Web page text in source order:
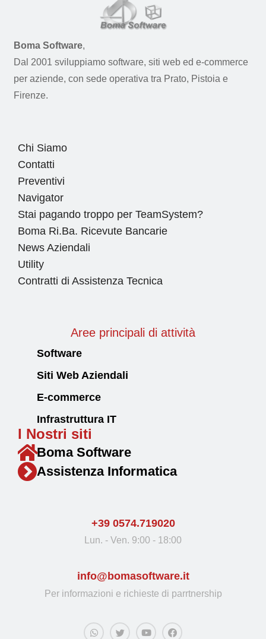
Boma Software,
Dal 2001 sviluppiamo software, siti web ed e-commerce
per aziende, con sede operativa tra Prato, Pistoia e
Firenze.
Chi Siamo
Contatti
Preventivi
Navigator
Stai pagando troppo per TeamSystem?
Boma Ri.Ba. Ricevute Bancarie
News Aziendali
Utility
Contratti di Assistenza Tecnica
Aree principali di attività
Software
Siti Web Aziendali
E-commerce
Infrastruttura IT
I Nostri siti
Boma Software
Assistenza Informatica
+39 0574.719020
Lun. - Ven. 9:00 - 18:00
info@bomasoftware.it
Per informazioni e richieste di parrtnership